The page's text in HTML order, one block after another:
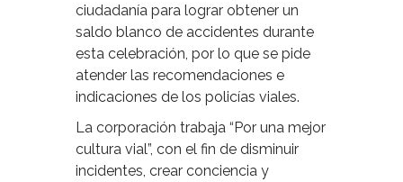
ciudadanía para lograr obtener un
saldo blanco de accidentes durante
esta celebración, por lo que se pide
atender las recomendaciones e
indicaciones de los policías viales.
La corporación trabaja “Por una mejor
cultura vial”, con el fin de disminuir
incidentes, crear conciencia y